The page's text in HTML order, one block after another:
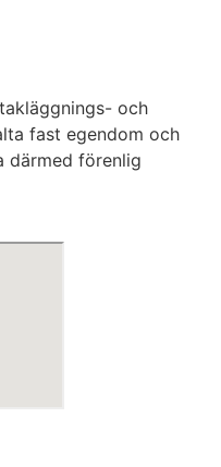
och
fast egendom och
därmed förenlig